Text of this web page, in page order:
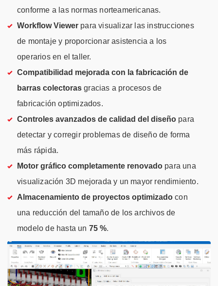
conforme a las normas norteamericanas.
Workflow Viewer para visualizar las instrucciones
de montaje y proporcionar asistencia a los
operarios en el taller.
Compatibilidad mejorada con la fabricación de
barras colectoras gracias a procesos de
fabricación optimizados.
Controles avanzados de calidad del diseño para
detectar y corregir problemas de diseño de forma
más rápida.
Motor gráfico completamente renovado para una
visualización 3D mejorada y un mayor rendimiento.
Almacenamiento de proyectos optimizado con
una reducción del tamaño de los archivos de
modelo de hasta un 75 %.